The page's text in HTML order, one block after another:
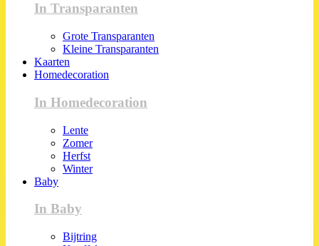
In Transparanten
Grote Transparanten
Kleine Transparanten
Kaarten
Homedecoration
In Homedecoration
Lente
Zomer
Herfst
Winter
Baby
In Baby
Bijtring